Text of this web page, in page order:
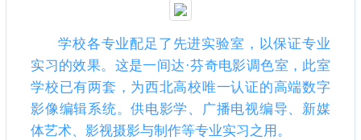
学校各专业配足了先进实验室，以保证专业
实习的效果。这是一间达·芬奇电影调色室，此室
学校已有两套，为西北高校唯一认证的高端数字
影像编辑系统。供电影学、广播电视编导、新媒
体艺术、影视摄影与制作等专业实习之用。